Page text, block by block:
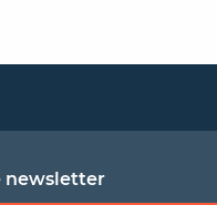
newsletter